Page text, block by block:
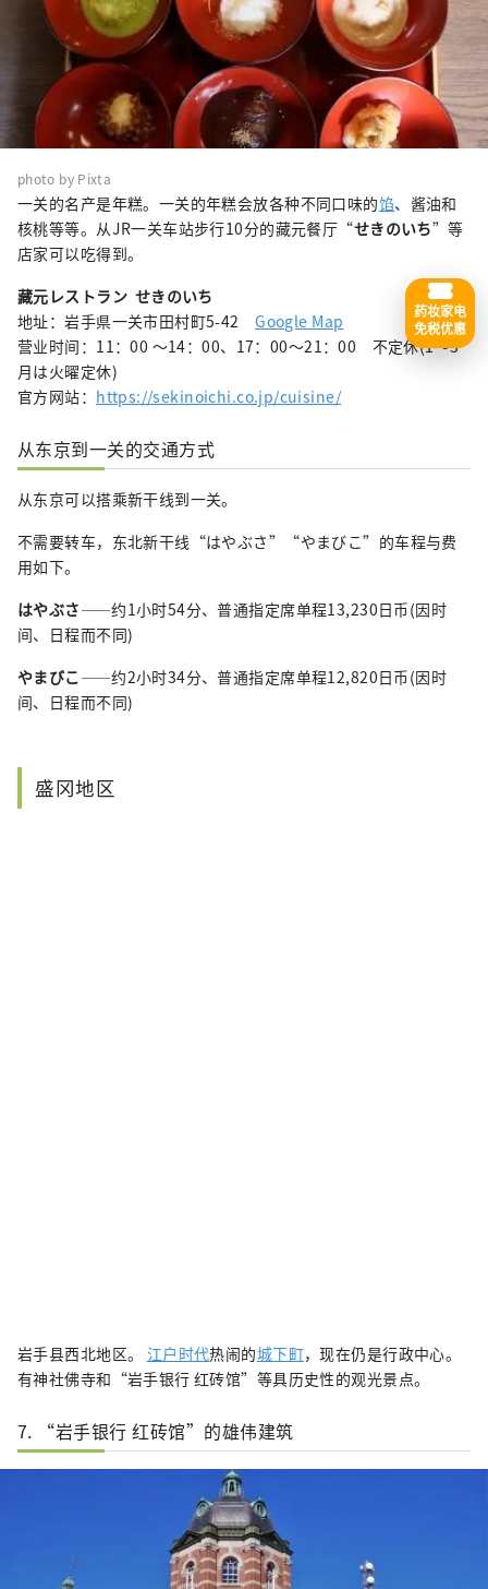
photo by Pixta
一关的名产是年糕。一关的年糕会放各种不同口味的馅、酱油和
核桃等等。从JR一关车站步行10分的藏元餐厅“せきのいち”等
店家可以吃得到。
藏元レストラン せきのいち
地址：岩手県一关市田村町5-42Google Map
营业时间：11：00 ～14：00、17：00～21：00 不定休(1～3
月は火曜定休)
官方网站： https://sekinoichi.co.jp/cuisine/
从东京到一关的交通方式
从东京可以搭乘新干线到一关。
不需要转车，东北新干线“はやぶさ”“やまびこ”的车程与费
用如下。
はやぶさ——约1小时54分、普通指定席单程13,230日币(因时
间、日程而不同)
やまびこ——约2小时34分、普通指定席单程12,820日币(因时
间、日程而不同)
盛冈地区
岩手县西北地区。 江户时代热闹的城下町，现在仍是行政中心。
有神社佛寺和“岩手银行 红砖馆”等具历史性的观光景点。
7. “岩手银行 红砖馆”的雄伟建筑
药妆家电
免税优惠